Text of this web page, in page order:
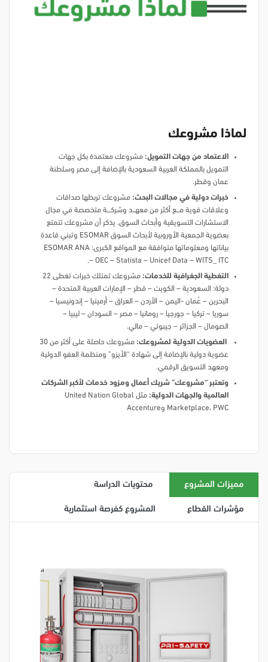
لماذا مشروعك
الاعتماد من جهات التمويل: مشروعك معتمدة بكل جهات
التمويل بالمملكة العربية السعودية بالإضافة إلى مصر وسلطنة
عمان وقطر.
خبرات دولية في مجالات البحث: مشروعك تربطها صداقات
وعلاقات قوية مـــــع أكثر من معهــــد وشركــــــة متخصصة في مجال
الاستشارات التسويقية وأبحاث السوق. يذكر أن مشروعك تتمتع
بعضوية الجمعية الأوروبية لأبحاث السوق ESOMAR وتبني قاعدة
بياناتها ومعلوماتها متوافقة مع المواقع الكبرى: ESOMAR ANA
– OEC – Statista – Unicef Data – WITS_ ITC.
التغطية الجغرافية للخدمات:
مشروعك تمتلك خبرات تغطى 22
دولة: السعودية – الكويت – قطر – الإمارات العربية المتحدة –
البحرين – عُمان -اليمن – الأردن – العراق – أرمينيا – إندونيسيا –
سوريا – تركيا – جورجيا – رومانيا – مصر – السودان – ليبيا –
الصومال – الجزائر – جيبوتي – مالي.
العضويات الدولية لمشروعك:
مشروعك حاصلة على أكثر من 30
عضوية دولية بالإضافة إلى شهادة “الأيزو” ومنظمة العفو الدولية
ومعهد التسويق الرقمي.
وتعتبر “مشروعك” شريك أعمال ومزود خدمات لأكبر الشركات
العالمية والجهات الدولية:
مثل United Nation Global
Marketplace، PWC وAccenture
مميزات المشروع محتويات الدراسة
مؤشرات القطاع المشروع كفرصة استثمارية